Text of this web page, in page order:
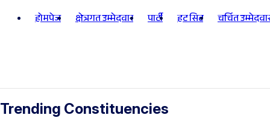
होमपेज क्षेत्रगत उम्मेदवार पार्टी हट सिट चर्चित
Trending Constituencies